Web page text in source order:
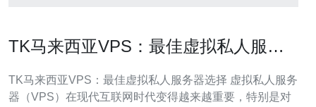
TK马来西亚VPS：最佳虚拟私人服务
TK马来西亚VPS：最佳虚拟私人服务器选择 虚拟私人服务
器（VPS）在现代互联网时代变得越来越重要，特别是对